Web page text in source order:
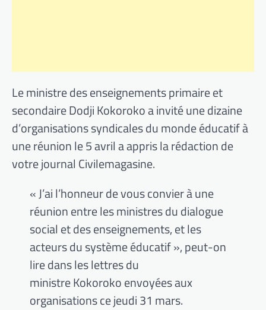
Le ministre des enseignements primaire et
secondaire Dodji Kokoroko a invité une dizaine
d’organisations syndicales du monde éducatif à
une réunion le 5 avril a appris la rédaction de
votre journal Civilemagasine.
« J’ai l’honneur de vous convier à une
réunion entre les ministres du dialogue
social et des enseignements, et les
acteurs du système éducatif », peut-on
lire dans les lettres du
ministre Kokoroko envoyées aux
organisations ce jeudi 31 mars.